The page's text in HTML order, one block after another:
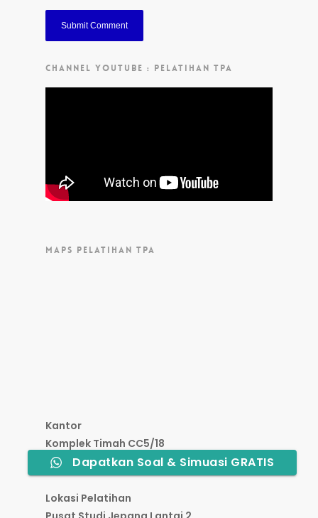
CHANNEL YOUTUBE : PELATIHAN TPA
MAPS PELATIHAN TPA
Kantor
Komplek Timah CC5/18
Kelapa Dua Depok
Lokasi Pelatihan
Dapatkan Soal & Simuasi GRATIS